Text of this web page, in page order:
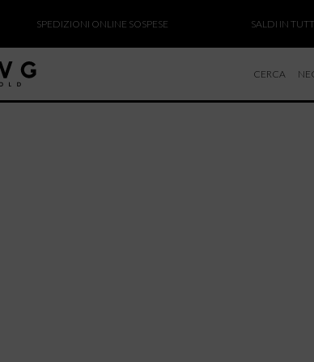
SPEDIZIONI ONLINE SOSPESE SALDI IN TUTTI I
CERCA